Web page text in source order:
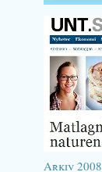
Arkiv 2008